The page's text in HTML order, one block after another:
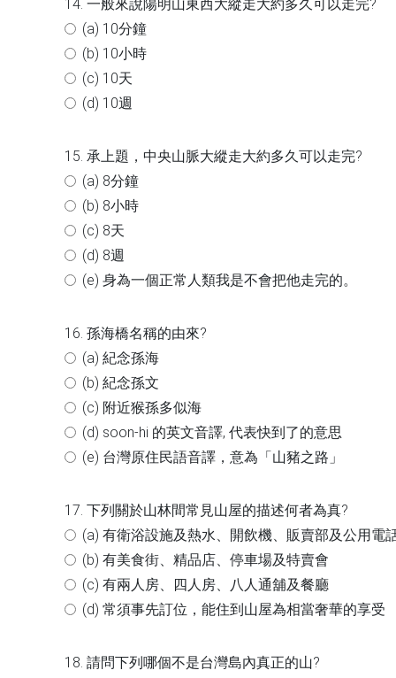
14. 一般來說陽明山東西大縱走大約多久可以走完?
(a) 10分鐘
(b) 10小時
(c) 10天
(d) 10週
15. 承上題，中央山脈大縱走大約多久可以走完?
(a) 8分鐘
(b) 8小時
(c) 8天
(d) 8週
(e) 身為一個正常人類我是不會把他走完的。
16. 孫海橋名稱的由來?
(a) 紀念孫海
(b) 紀念孫文
(c) 附近猴孫多似海
(d) soon-hi 的英文音譯, 代表快到了的意思
(e) 台灣原住民語音譯，意為「山豬之路」
17. 下列關於山林間常見山屋的描述何者為真?
(a) 有衛浴設施及熱水、開飲機、販賣部及公用電
(b) 有美食街、精品店、停車場及特賣會
(c) 有兩人房、四人房、八人通舖及餐廳
(d) 常須事先訂位，能住到山屋為相當奢華的享受
18. 請問下列哪個不是台灣島內真正的山?